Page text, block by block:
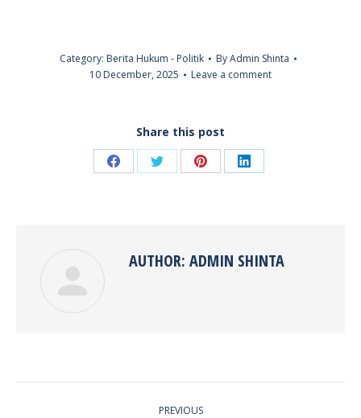
Category: Berita Hukum - Politik ByAdmin Shinta
10 December, 2025
Leave a comment
Share this post
Share Share Share Share
AUTHOR: ADMIN SHINTA
PREVIOUS